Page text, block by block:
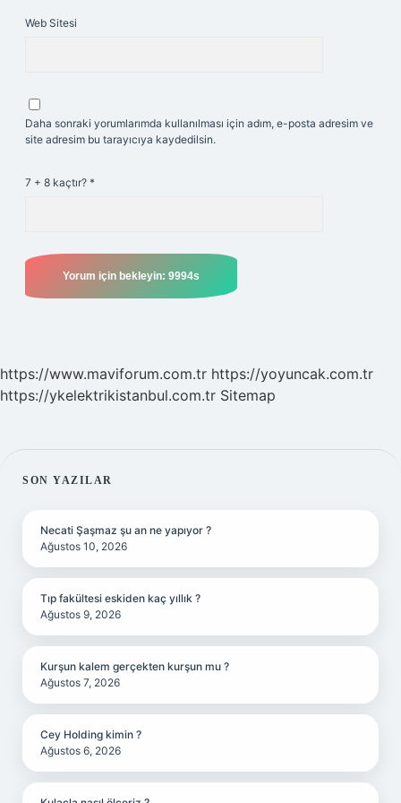
Web Sitesi
Daha sonraki yorumlarımda kullanılması için adım, e-posta adresim ve
site adresim bu tarayıcıya kaydedilsin.
7 + 8 kaçtır? *
https://www.maviforum.com.tr https://yoyuncak.com.tr
https://ykelektrikistanbul.com.tr Sitemap
SIDEBAR
SON YAZILAR
Necati Şaşmaz şu an ne yapıyor ?
Ağustos 10, 2026
Tıp fakültesi eskiden kaç yıllık ?
Ağustos 9, 2026
Kurşun kalem gerçekten kurşun mu ?
Ağustos 7, 2026
Cey Holding kimin ?
Ağustos 6, 2026